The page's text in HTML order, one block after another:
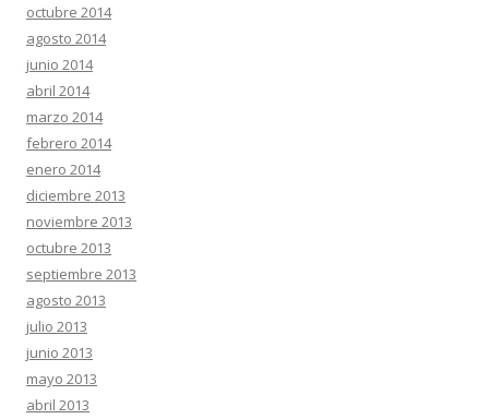
octubre 2014
agosto 2014
junio 2014
abril 2014
marzo 2014
febrero 2014
enero 2014
diciembre 2013
noviembre 2013
octubre 2013
septiembre 2013
agosto 2013
julio 2013
junio 2013
mayo 2013
abril 2013